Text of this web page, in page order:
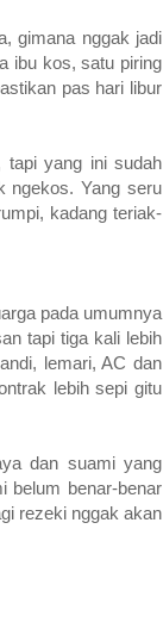
gimana nggak jadi
ibu kos, satu piring
pas hari libur
tapi yang ini sudah
ngekos. Yang seru
kadang teriak-
pada umumnya
tapi tiga kali lebih
lemari, AC dan
lebih sepi gitu
dan suami yang
belum benar-benar
rezeki nggak akan